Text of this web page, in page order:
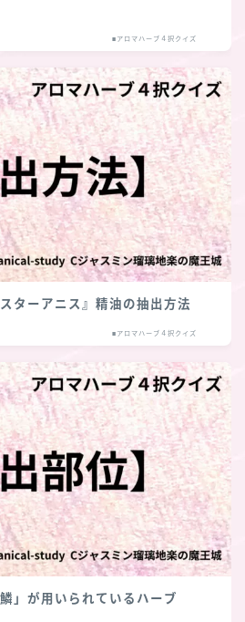
■アロマハーブ４択クイズ
ターアニス』精油の抽出方法
■アロマハーブ４択クイズ
」が用いられているハーブ